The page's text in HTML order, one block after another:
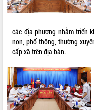
Chuyển đổi số 'mở đường' cho
nghiệp Đắk Lắk tăng trưởng bứt
Triển khai đồng bộ đo đạc, lập hồ
địa chính, hoàn thiện cơ sở dữ
đai
Ứng dụng sinh trắc học - Bước
trong hành trình chuyển đổi số
Lắk
Đắk Lắk nâng cao hiệu quả công
Đảng từ Sổ tay đảng viên điện tử
các địa phương nhằm triển
non, phổ thông, thường
cấp xã trên địa bàn.